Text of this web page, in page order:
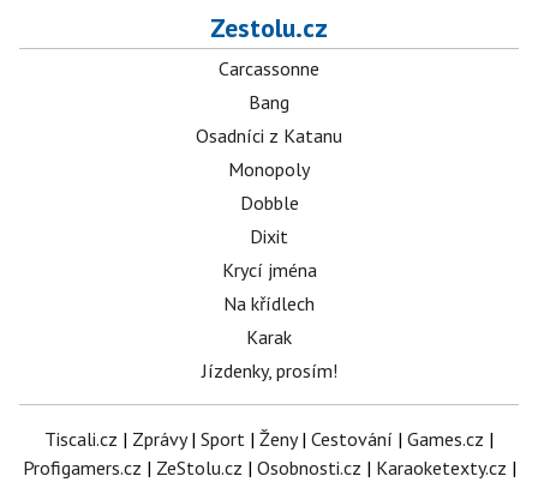
Zestolu.cz
Carcassonne
Bang
Osadníci z Katanu
Monopoly
Dobble
Dixit
Krycí jména
Na křídlech
Karak
Jízdenky, prosím!
Tiscali.cz | Zprávy| Sport | Ženy| Cestování | Games.cz |
Profigamers.cz | ZeStolu.cz | Osobnosti.cz | Karaoketexty.cz |